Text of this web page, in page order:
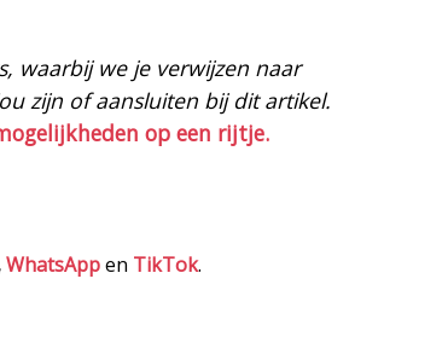
waarbij we je verwijzen naar
zijn of aansluiten bij dit artikel.
op een rijtje.
WhatsAppen TikTok.